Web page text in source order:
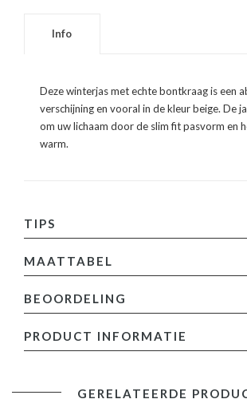
Info
Deze winterjas met echte bontkraag is een
verschijning en vooral in de kleur beige. De
om uw lichaam door de slim fit pasvorm en
warm.
TIPS
MAATTABEL
BEOORDELING
toevoegen
PRODUCT INFORMATIE
GERELATEERDE